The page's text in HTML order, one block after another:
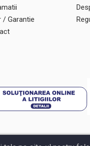
/ Garantie